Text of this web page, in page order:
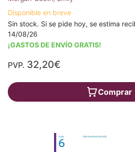
Disponible en breve
Sin stock. Si se pide hoy, se estima
14/08/26
¡GASTOS DE ENVÍO GRATIS!
PVP. 32,20€
Comprar